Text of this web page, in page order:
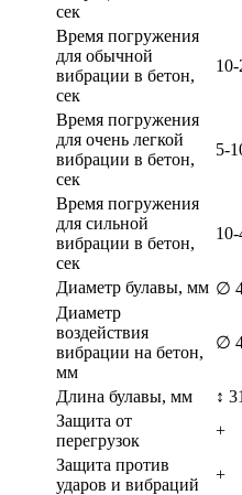
сек
Время погружения
для обычной
вибрации в бетон,
сек
Время погружения
для очень легкой
вибрации в бетон,
сек
5-
Время погружения
для сильной
вибрации в бетон,
сек
Диаметр булавы, мм ∅
Диаметр
воздействия
вибрации на бетон,
мм
∅
Длина булавы, мм
↕
Защита от
перегрузок
+
Защита против
ударов и вибраций
+